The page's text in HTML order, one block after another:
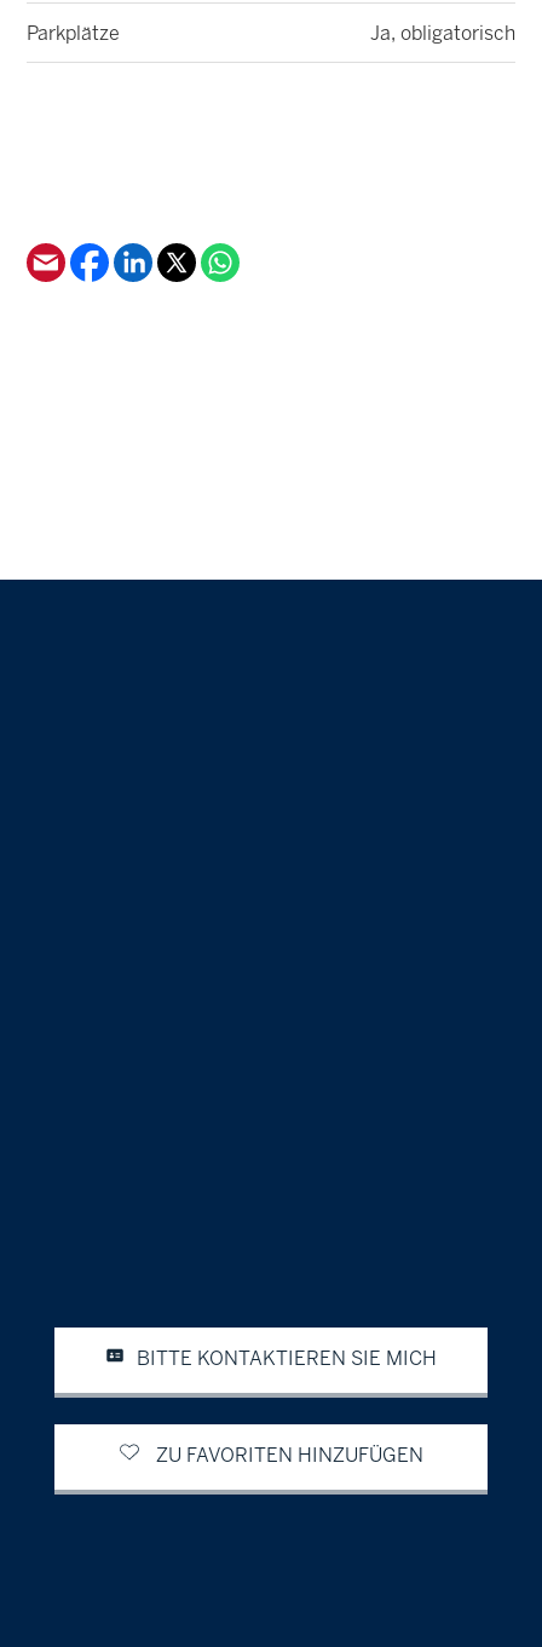
Parkplätze Ja, obligatorisch
BITTE KONTAKTIEREN SIE MICH
ZU FAVORITEN HINZUFÜGEN